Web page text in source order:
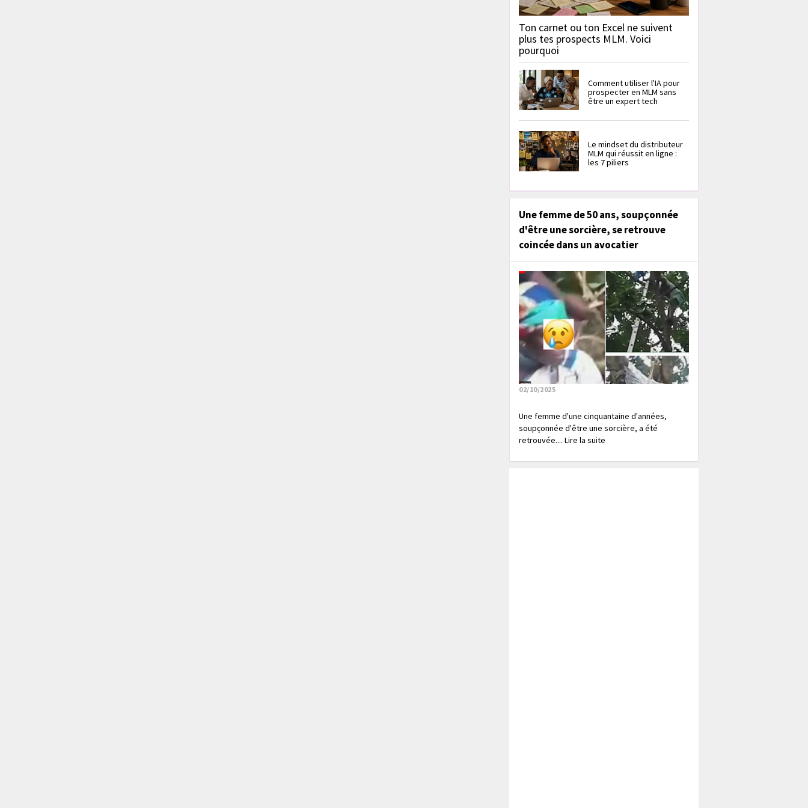
Ton carnet ou ton Excel ne suivent
plus tes prospects MLM. Voici
pourquoi
Comment utiliser l'IA pour
prospecter en MLM sans
être un expert tech
Le mindset du distributeur
MLM qui réussit en ligne :
les 7 piliers
Une femme de 50 ans, soupçonnée
d'être une sorcière, se retrouve
coincée dans un avocatier
02/10/2025
Une femme d'une cinquantaine d'années,
soupçonnée d'être une sorcière, a été
retrouvée.... Lire la suite